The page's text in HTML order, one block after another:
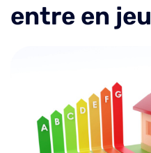
entre en jeu